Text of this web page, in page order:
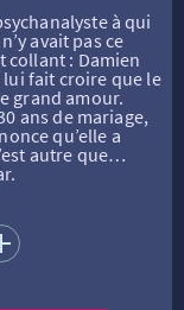
à qui
avait pas ce
collant : Damien
lui fait croire que le
grand amour.
ans de mariage,
qu’elle a
autre que…